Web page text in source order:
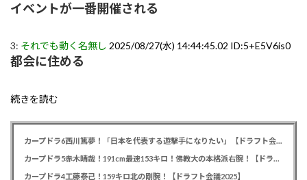
イベントが一番開催される
3: それでも動く名無し 2025/08/27(水) 14:44:45.02 ID:5+E5V6is0
都会に住める
続きを読む
カープドラ6西川篤夢！「日本を代表する遊撃手になりたい」【ドラフト会議2025】
カープドラ5赤木晴哉！191cm最速153キロ！佛教大の本格派右腕！【ドラフト会議2025】
カープドラ4工藤泰己！159キロ北の剛腕！【ドラフト会議2025】